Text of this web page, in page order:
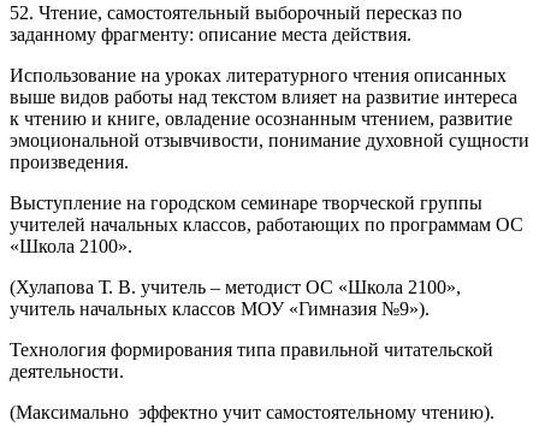
52. Чтение, самостоятельный выборочный пересказ по
заданному фрагменту: описание места действия.
Использование на уроках литературного чтения описанных
выше видов работы над текстом влияет на развитие интереса
к чтению и книге, овладение осознанным чтением, развитие
эмоциональной отзывчивости, понимание духовной сущности
произведения.
Выступление на городском семинаре творческой группы
учителей начальных классов, работающих по программам ОС
«Школа 2100».
(Хулапова Т. В. учитель – методист ОС «Школа 2100»,
учитель начальных классов МОУ «Гимназия №9»).
Технология формирования типа правильной читательской
деятельности.
(Максимально эффектно учит самостоятельному чтению).